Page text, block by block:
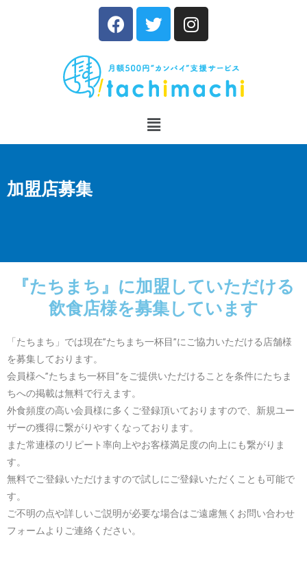
加盟店募集
『たちまち』に加盟していただける
飲食店様を募集しています
「たちまち」では現在”たちまち一杯目”にご協力いただける店舗様
を募集しております。
会員様へ”たちまち一杯目”をご提供いただけることを条件にたちま
ちへの掲載は無料で行えます。
外食頻度の高い会員様に多くご登録頂いておりますので、新規ユー
ザーの獲得に繋がりやすくなっております。
また常連様のリピート率向上やお客様満足度の向上にも繋がりま
す。
無料でご登録いただけますので試しにご登録いただくことも可能で
す。
ご不明の点や詳しいご説明が必要な場合はご遠慮無くお問い合わせ
フォームよりご連絡ください。